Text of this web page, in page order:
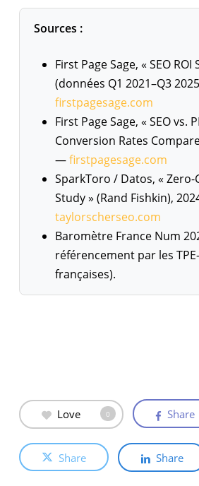
Sources :
First Page Sage, « SEO
(données Q1 2021–Q3
firstpagesage.com
First Page Sage, « SEO vs.
Conversion Rates
—firstpagesage.com
SparkToro / Datos, « Zero-
Study » (Rand Fishkin),
taylorscherseo.com
Baromètre France Num
référencement par les
françaises).
Love 0 Share
Share Share